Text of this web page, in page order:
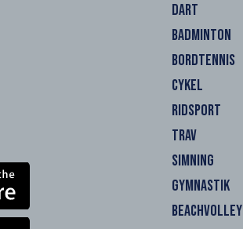
DART
BADMINTON
BORDTENNIS
CYKEL
RIDSPORT
TRAV
SIMNING
GYMNASTIK
BEACHVOLLEY